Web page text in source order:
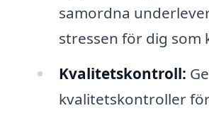
samordna
stressen för dig som
Kvalitetskontroll:
kvalitetskontroller